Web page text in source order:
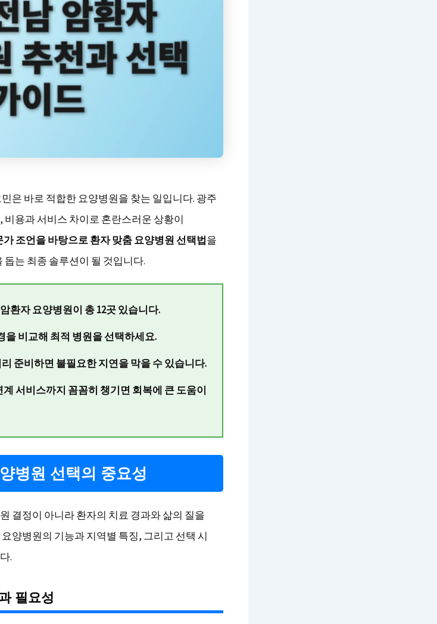
은 바로 적합한 요양병원을 찾는 일입니다. 광주
용과 서비스 차이로 혼란스러운 상황이
조언을 바탕으로 환자 맞춤 요양병원 선택법을
는 최종 솔루션이 될 것입니다.
환자 요양병원이 총 12곳 있습니다.
비교해 최적 병원을 선택하세요.
준비하면 불필요한 지연을 막을 수 있습니다.
서비스까지 꼼꼼히 챙기면 회복에 큰 도움이
병원 선택의 중요성
결정이 아니라 환자의 치료 경과와 삶의 질을
양병원의 기능과 지역별 특징, 그리고 선택 시
.
필요성